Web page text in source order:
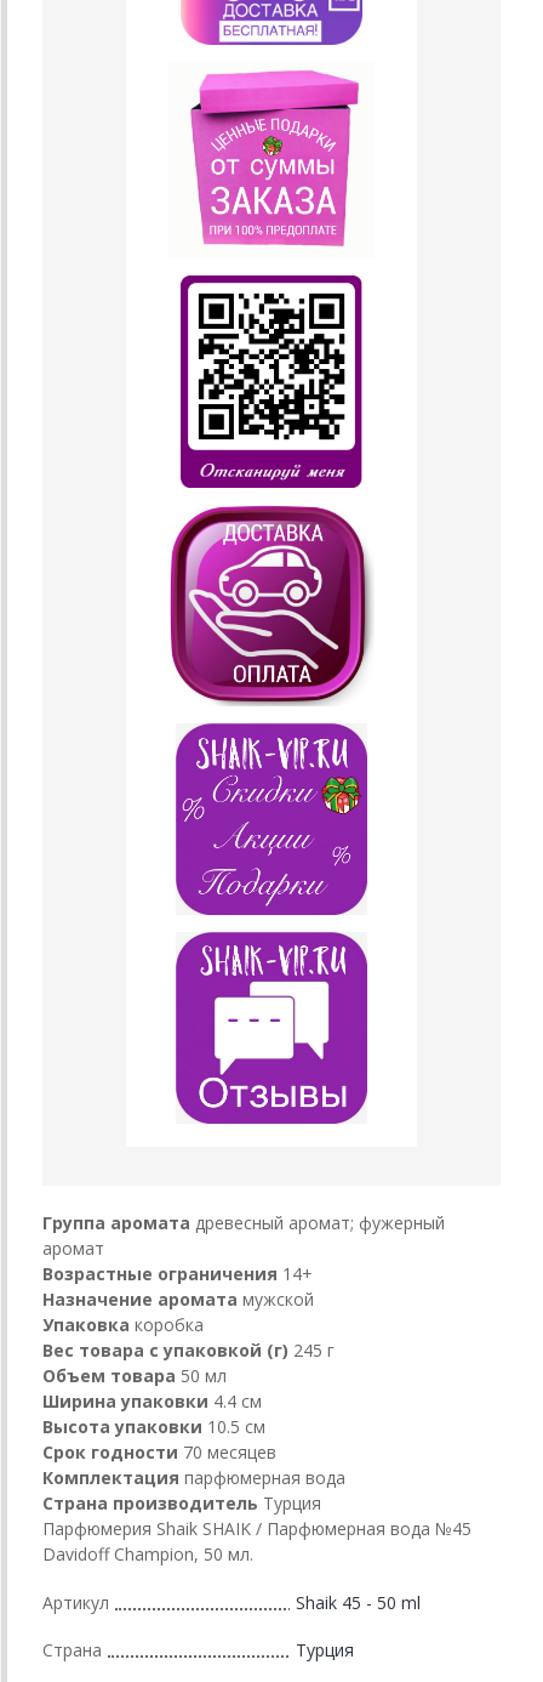
Группа аромата древесный аромат; фужерный
аромат
Возрастные ограничения 14+
Назначение аромата мужской
Упаковка коробка
Вес товара с упаковкой (г) 245 г
Объем товара 50 мл
Ширина упаковки 4.4 см
Высота упаковки 10.5 см
Срок годности 70 месяцев
Комплектация парфюмерная вода
Страна производитель Турция
Парфюмерия Shaik SHAIK / Парфюмерная вода №45
Davidoff Champion, 50 мл.
Артикул Shaik 45 - 50 ml
Страна Турция